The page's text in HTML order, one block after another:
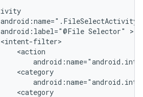
android:label="@File Selector"